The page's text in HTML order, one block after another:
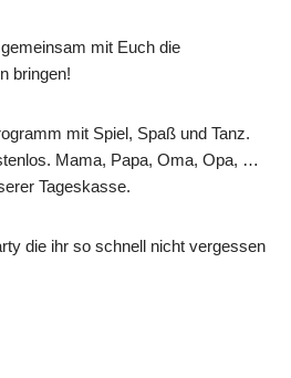
mit Euch die
bringen!
mit Spiel, Spaß und Tanz.
Mama, Papa, Oma, Opa, …
Tageskasse.
die ihr so schnell nicht vergessen